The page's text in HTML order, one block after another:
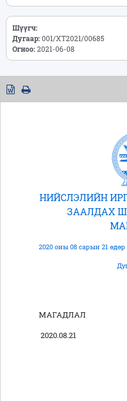
Шүүгч:
Дугаар:001/ХТ2021/00685
Огноо:2021-06-08
НИЙСЛЭЛИЙН
ЗААЛДАХ
2020 оны 08 сарын 21 өдөр
МАГАДЛАЛ
2020.08.21